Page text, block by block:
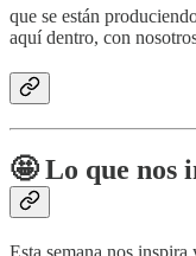
que se están
aquí dentro, con
🤩 Lo que nos
Esta semana nos